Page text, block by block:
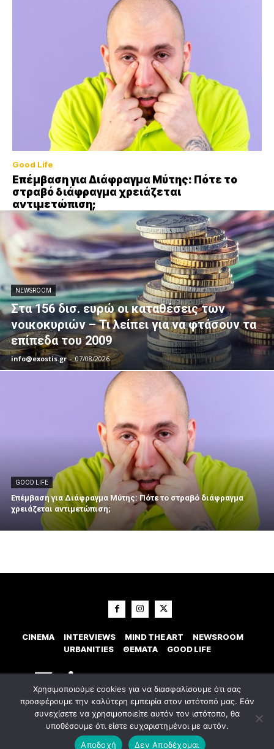
Good Life
Επέμβαση για Διάφραγμα Μύτης: Πότε το
στραβό διάφραγμα χρειάζεται
αντιμετώπιση;
NEWSROOM
Στα 156 δισ. ευρώ οι καταθέσεις των
νοικοκυριών – Τι λείπει για να φτάσουν τα
επίπεδα του 2009
info@exostis.gr - 07/08/2026
GOOD LIFE
Επέμβαση για Διάφραγμα Μύτης: Πότε το στραβό διάφραγμα
χρειάζεται αντιμετώπιση;
CINEMA INTERVIEWS MIND THE ART
NEWSROOM
URBANITIES
ΘΕΜΑΤΑ GOOD LIFE
© 2023 Εxostispress - All right reserved. Κατασκευή Ιστοσελίδας
digital agency
Οροι χρήσης
Χρησιμοποιούμε cookies για να διασφαλίσουμε ότι σας
προσφέρουμε την καλύτερη εμπειρία στον ιστότοπό μας. Εάν
συνεχίσετε να χρησιμοποιείτε αυτόν τον ιστότοπο, θα
υποθέσουμε ότι είστε ευχαριστημένοι με αυτόν.
Αποδοχή
Δεν Αποδέχομαι